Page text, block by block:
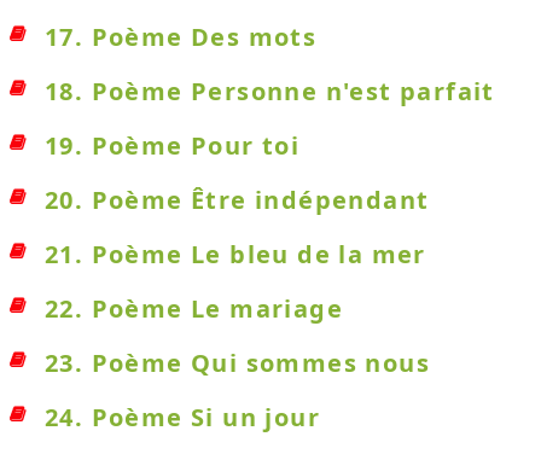
17. Poème Des mots
18. Poème Personne n'est parfait
19. Poème Pour toi
20. Poème Être indépendant
21. Poème Le bleu de la mer
22. Poème Le mariage
23. Poème Qui sommes nous
24. Poème Si un jour